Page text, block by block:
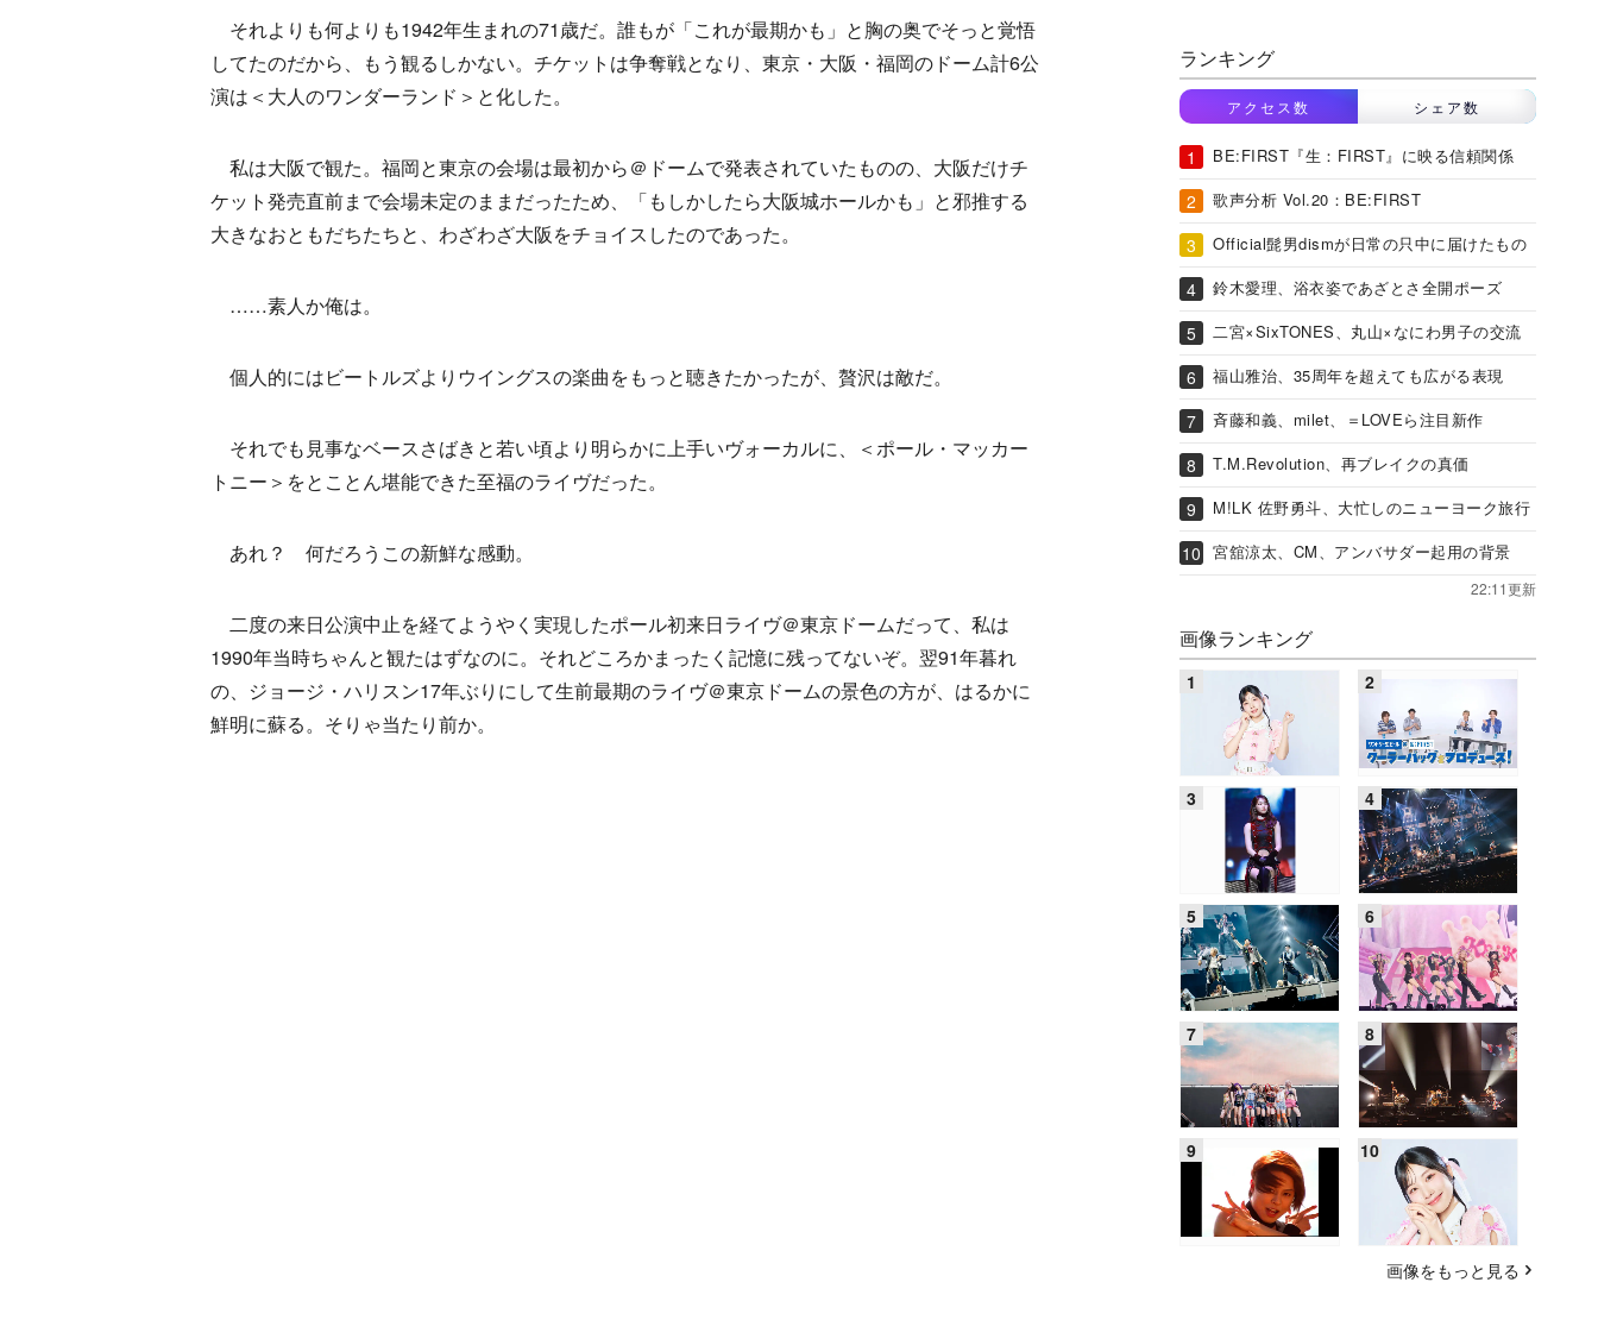
それよりも何よりも1942年生まれの71歳だ。誰もが「これが最期かも」と胸の奥でそっと覚悟
してたのだから、もう観るしかない。チケットは争奪戦となり、東京・大阪・福岡のドーム計6公
演は＜大人のワンダーランド＞と化した。
私は大阪で観た。福岡と東京の会場は最初から＠ドームで発表されていたものの、大阪だけチ
ケット発売直前まで会場未定のままだったため、「もしかしたら大阪城ホールかも」と邪推する
大きなおともだちたちと、わざわざ大阪をチョイスしたのであった。
……素人か俺は。
個人的にはビートルズよりウイングスの楽曲をもっと聴きたかったが、贅沢は敵だ。
それでも見事なベースさばきと若い頃より明らかに上手いヴォーカルに、＜ポール・マッカー
トニー＞をとことん堪能できた至福のライヴだった。
あれ？ 何だろうこの新鮮な感動。
二度の来日公演中止を経てようやく実現したポール初来日ライヴ＠東京ドームだって、私は
1990年当時ちゃんと観たはずなのに。それどころかまったく記憶に残ってないぞ。翌91年暮れ
の、ジョージ・ハリスン17年ぶりにして生前最期のライヴ＠東京ドームの景色の方が、はるかに
鮮明に蘇る。そりゃ当たり前か。
ランキング
アクセス数 シェア数
BE:FIRST『生：FIRST』に映る信頼関係
歌声分析 Vol.20：BE:FIRST
Official髭男dismが日常の只中に届けたもの
鈴木愛理、浴衣姿であざとさ全開ポーズ
二宮×SixTONES、丸山×なにわ男子の交流
福山雅治、35周年を超えても広がる表現
斉藤和義、milet、＝LOVEら注目新作
T.M.Revolution、再ブレイクの真価
M!LK 佐野勇斗、大忙しのニューヨーク旅行
宮舘涼太、CM、アンバサダー起用の背景
22:11更新
画像ランキング
画像をもっと見る